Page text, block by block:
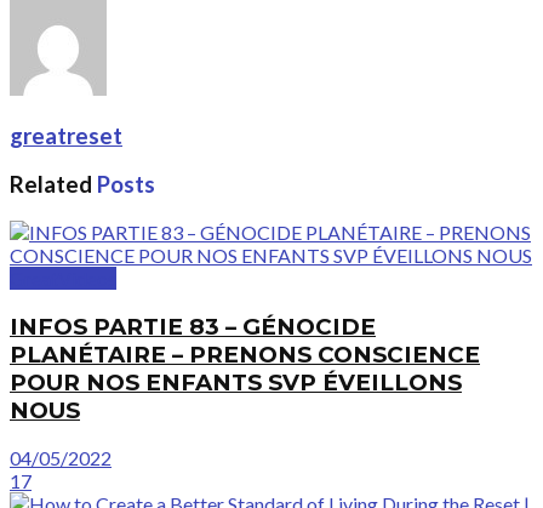
greatreset
Related Posts
INFOS PARTIE 83 – GÉNOCIDE
PLANÉTAIRE – PRENONS CONSCIENCE
POUR NOS ENFANTS SVP ÉVEILLONS
NOUS
04/05/2022
17